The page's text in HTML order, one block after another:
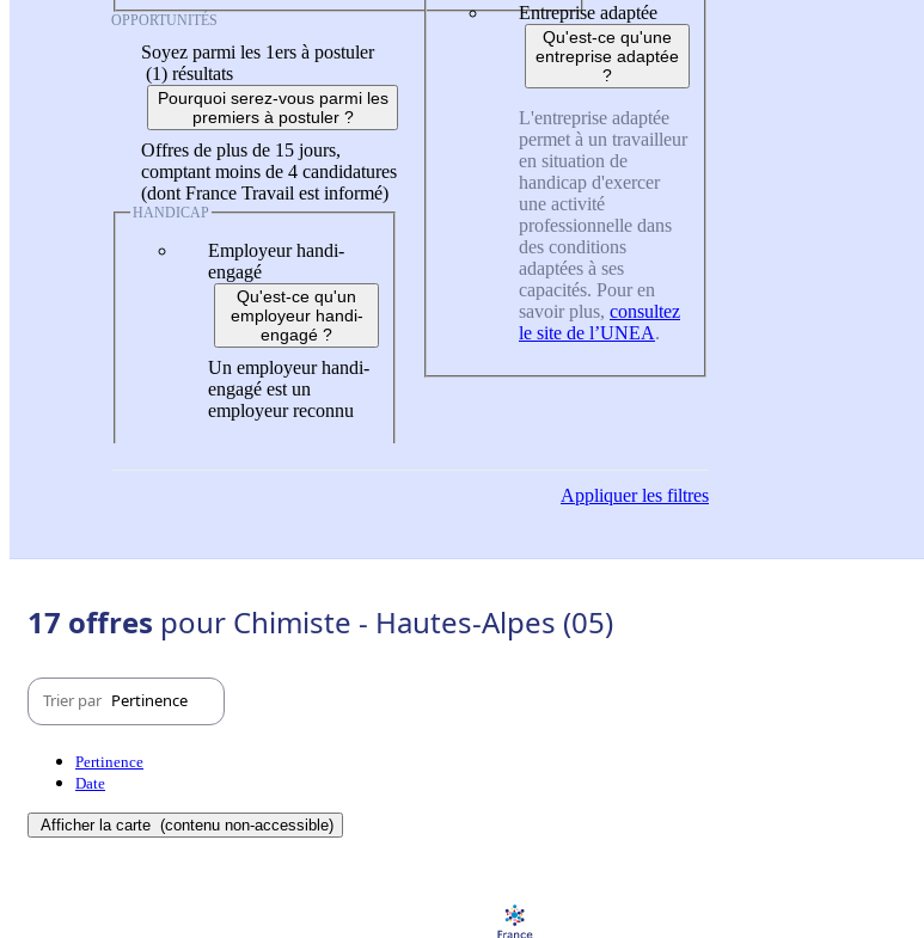
OPPORTUNITÉS
Soyez parmi les 1ers à postuler
(1) résultats
Pourquoi serez-vous parmi les
premiers à postuler ?
Offres de plus de 15 jours,
comptant moins de 4 candidatures
(dont France Travail est informé)
HANDICAP
Employeur handi-
engagé
Qu'est-ce qu'un
employeur handi-
engagé ?
Un employeur handi-
engagé est un
employeur reconnu
Entreprise adaptée
Qu'est-ce qu'une
entreprise adaptée
?
L'entreprise adaptée
permet à un travailleur
en situation de
handicap d'exercer
une activité
professionnelle dans
des conditions
adaptées à ses
capacités. Pour en
savoir plus, consultez
le site de l’UNEA.
Appliquerles filtres
17 offres pour Chimiste - Hautes-Alpes (05)
Trier par Pertinence
Pertinence
Date
Afficher la carte (contenu non-accessible)